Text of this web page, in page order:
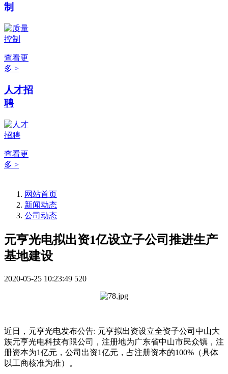
制
查看更
多 >
人才招
聘
查看更
多 >
网站首页
新闻动态
公司动态
元亨光电拟出资1亿设立子公司推进生产
基地建设
2020-05-25 10:23:49 520
近日，元亨光电发布公告: 元亨拟出资设立全资子公司中山大
族元亨光电科技有限公司，注册地为广东省中山市民众镇，注
册资本为1亿元，公司出资1亿元，占注册资本的100%（具体
以工商核准为准）。